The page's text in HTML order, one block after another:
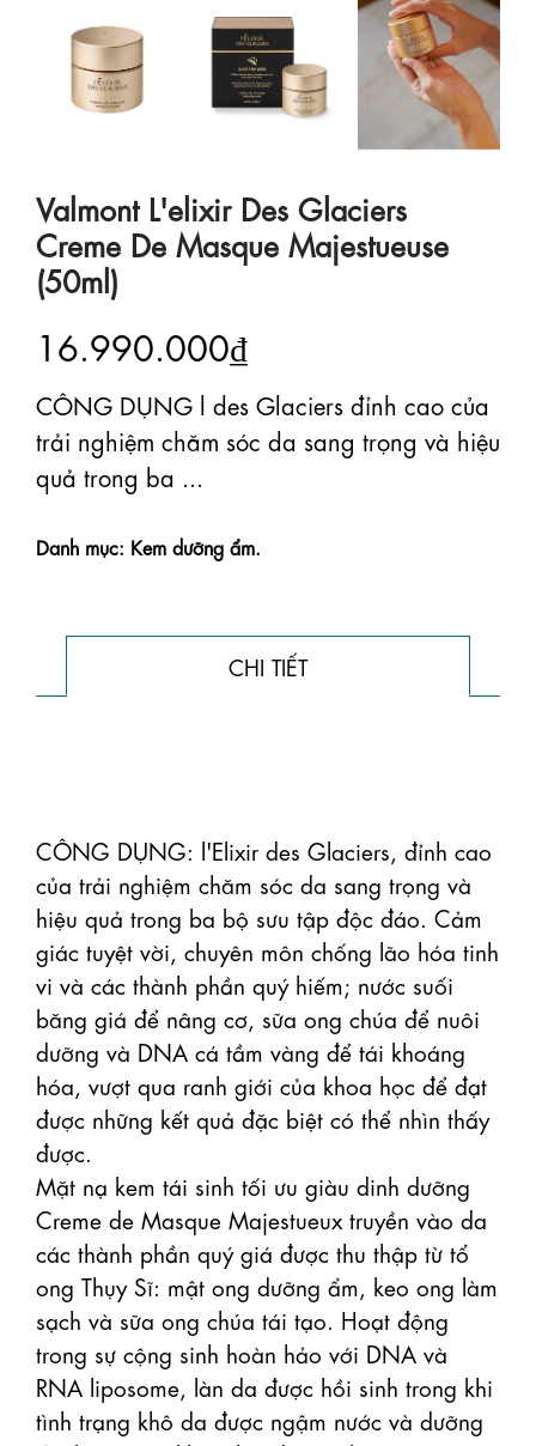
Valmont L'elixir Des Glaciers
Creme De Masque Majestueuse
(50ml)
16.990.000₫
CÔNG DỤNG l des Glaciers đỉnh cao của
trải nghiệm chăm sóc da sang trọng và hiệu
quả trong ba ...
Danh mục: Kem dưỡng ẩm.
CHI TIẾT
CÔNG DỤNG: l'Elixir des Glaciers, đỉnh cao
của trải nghiệm chăm sóc da sang trọng và
hiệu quả trong ba bộ sưu tập độc đáo. Cảm
giác tuyệt vời, chuyên môn chống lão hóa tinh
vi và các thành phần quý hiếm; nước suối
băng giá để nâng cơ, sữa ong chúa để nuôi
dưỡng và DNA cá tầm vàng để tái khoáng
hóa, vượt qua ranh giới của khoa học để đạt
được những kết quả đặc biệt có thể nhìn thấy
được.
Mặt nạ kem tái sinh tối ưu giàu dinh dưỡng
Creme de Masque Majestueux truyền vào da
các thành phần quý giá được thu thập từ tổ
ong Thụy Sĩ: mật ong dưỡng ẩm, keo ong làm
sạch và sữa ong chúa tái tạo. Hoạt động
trong sự cộng sinh hoàn hảo với DNA và
RNA liposome, làn da được hồi sinh trong khi
tình trạng khô da được ngậm nước và dưỡng